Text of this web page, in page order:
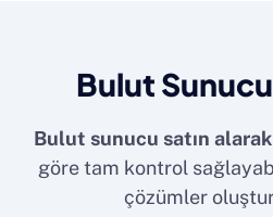
Bulut
Bulut sunucu satın alarak
göre tam kontrol
çözümler